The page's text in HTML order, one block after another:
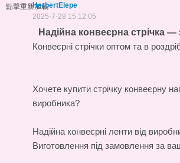
點擊重新加載HerbertElepe
2025-7-28 15:12:05
Надійна конвеєрна стрічка
Конвеєрні стрічки оптом та в
Хочете купити стрічку конвеєрну
виробника?
Надійна конвеєрні ленти від
Виготовлення під замовлення за